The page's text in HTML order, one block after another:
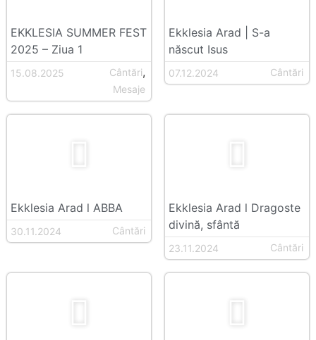
EKKLESIA SUMMER FEST
2025 – Ziua 1
15.08.2025 Cântări,
Mesaje
Ekklesia Arad | S-a
născut Isus
07.12.2024 Cântări
Ekklesia Arad l ABBA
30.11.2024 Cântări
Ekklesia Arad l Dragoste
divină, sfântă
23.11.2024 Cântări